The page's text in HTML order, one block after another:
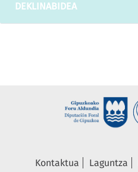
DEKLINABIDEA
Kontaktua Laguntza